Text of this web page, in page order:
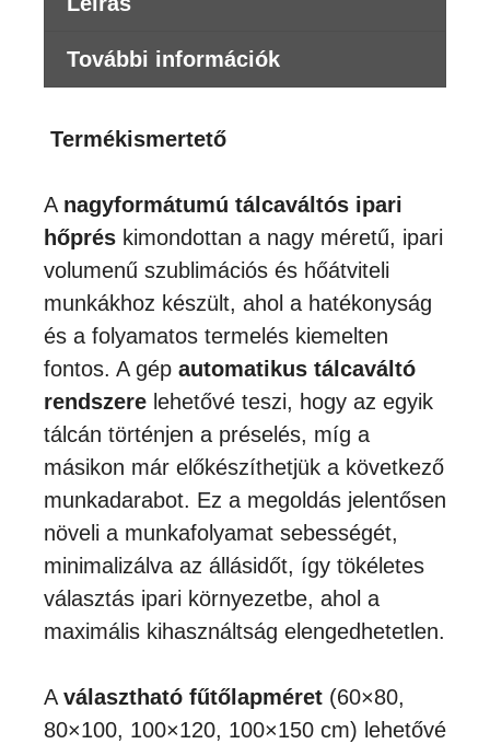
További információk
Termékismertető
A nagyformátumú tálcaváltós ipari
hőprés kimondottan a nagy méretű, ipari
volumenű szublimációs és hőátviteli
munkákhoz készült, ahol a hatékonyság
és a folyamatos termelés kiemelten
fontos. A gép automatikus tálcaváltó
rendszere lehetővé teszi, hogy az egyik
tálcán történjen a préselés, míg a
másikon már előkészíthetjük a következő
munkadarabot. Ez a megoldás jelentősen
növeli a munkafolyamat sebességét,
minimalizálva az állásidőt, így tökéletes
választás ipari környezetbe, ahol a
maximális kihasználtság elengedhetetlen.
A választható fűtőlapméret (60×80,
80×100, 100×120, 100×150 cm) lehetővé